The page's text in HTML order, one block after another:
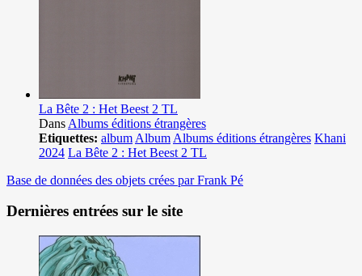
La Bête 2 : Het Beest 2 TL
Dans Albums éditions étrangères
Etiquettes: album Album Albums éditions étrangères Khani
2024 La Bête 2 : Het Beest 2 TL
Base de données des objets crées par Frank Pé
Dernières entrées sur le site